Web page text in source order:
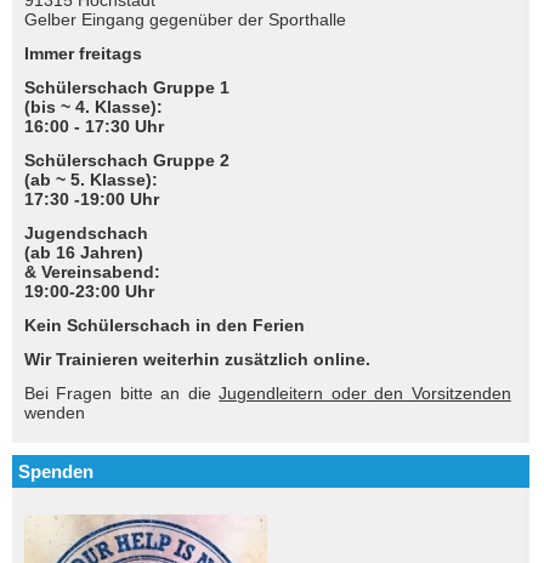
Gelber Eingang gegenüber der Sporthalle
Immer freitags
Schülerschach Gruppe 1
(bis ~ 4. Klasse):
16:00 - 17:30 Uhr
Schülerschach Gruppe 2
(ab ~ 5. Klasse):
17:30 -19:00 Uhr
Jugendschach
(ab 16 Jahren)
& Vereinsabend:
19:00-23:00 Uhr
Kein Schülerschach in den Ferien
Wir Trainieren weiterhin zusätzlich online.
Bei Fragen bitte an dieJugendleitern oder den Vorsitzenden
wenden
Spenden